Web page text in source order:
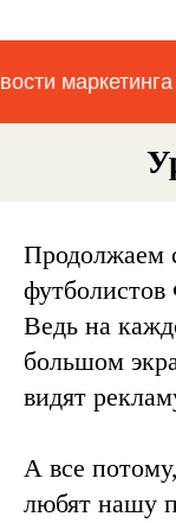
— — Новости
Продолжаем
Ведь на
большом
видят
А все
любят нашу